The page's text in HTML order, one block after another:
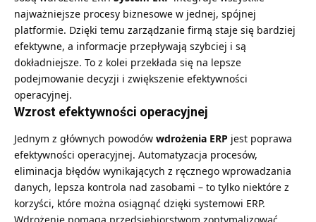
najważniejsze procesy biznesowe w jednej, spójnej
platformie. Dzięki temu zarządzanie firmą staje się bardziej
efektywne, a informacje przepływają szybciej i są
dokładniejsze. To z kolei przekłada się na lepsze
podejmowanie decyzji i zwiększenie efektywności
operacyjnej.
Wzrost efektywności operacyjnej
Jednym z głównych powodów wdrożenia ERP jest poprawa
efektywności operacyjnej. Automatyzacja procesów,
eliminacja błędów wynikających z ręcznego wprowadzania
danych, lepsza kontrola nad zasobami – to tylko niektóre z
korzyści, które można osiągnąć dzięki systemowi ERP.